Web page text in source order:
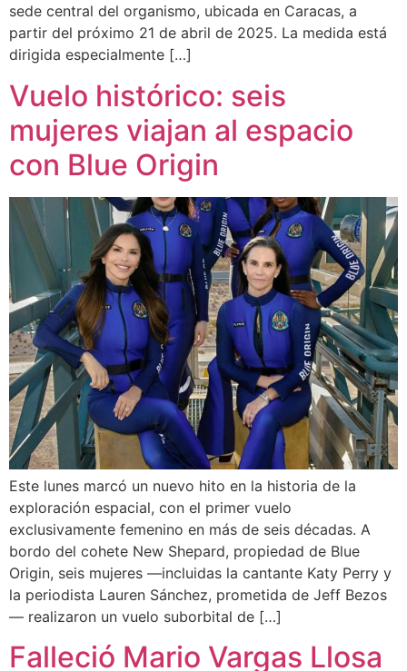
sede central del organismo, ubicada en Caracas, a
partir del próximo 21 de abril de 2025. La medida está
dirigida especialmente […]
Vuelo histórico: seis
mujeres viajan al espacio
con Blue Origin
Este lunes marcó un nuevo hito en la historia de la
exploración espacial, con el primer vuelo
exclusivamente femenino en más de seis décadas. A
bordo del cohete New Shepard, propiedad de Blue
Origin, seis mujeres —incluidas la cantante Katy Perry y
la periodista Lauren Sánchez, prometida de Jeff Bezos
— realizaron un vuelo suborbital de […]
Falleció Mario Vargas Llosa